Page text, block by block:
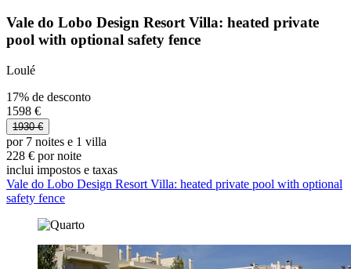
Vale do Lobo Design Resort Villa: heated private
pool with optional safety fence
Loulé
17% de desconto
1598 €
1930 €
por 7 noites e 1 villa
228 € por noite
inclui impostos e taxas
Vale do Lobo Design Resort Villa: heated private pool with optional
safety fence